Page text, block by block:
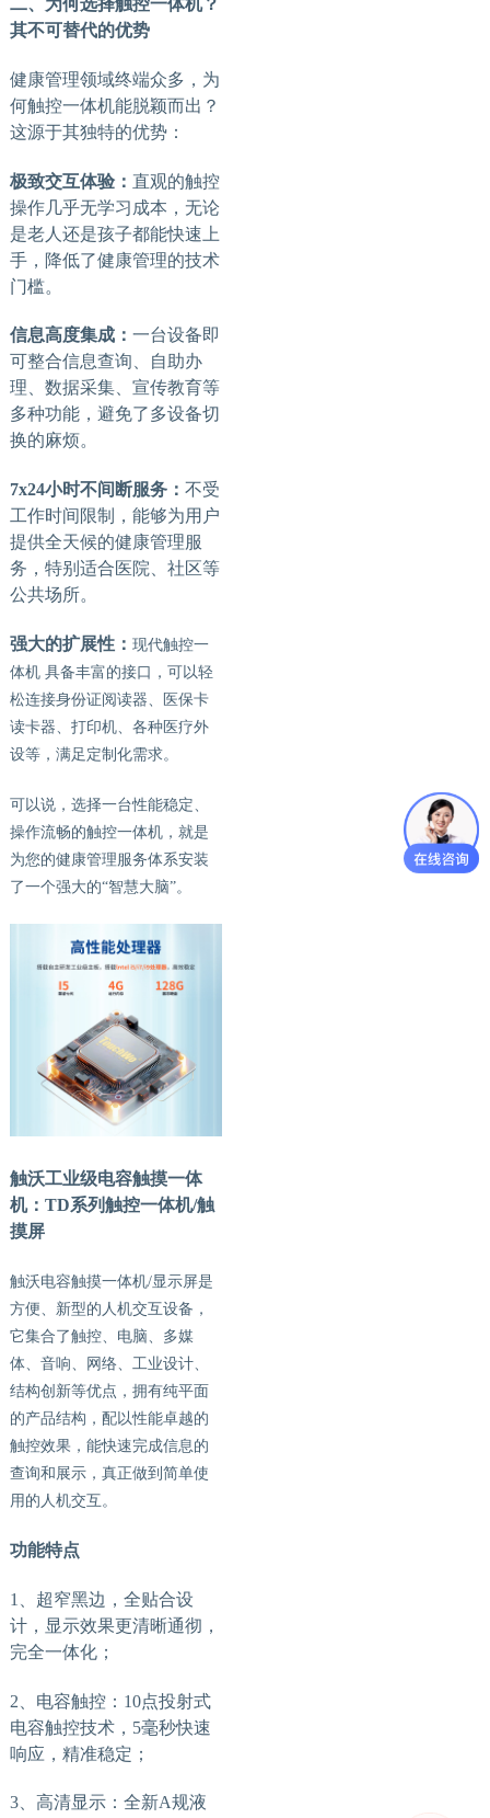
二、为何选择触控一体机？
其不可替代的优势
健康管理领域终端众多，为
何触控一体机能脱颖而出？
这源于其独特的优势：
极致交互体验： 直观的触控
操作几乎无学习成本，无论
是老人还是孩子都能快速上
手，降低了健康管理的技术
门槛。
信息高度集成： 一台设备即
可整合信息查询、自助办
理、数据采集、宣传教育等
多种功能，避免了多设备切
换的麻烦。
7x24小时不间断服务： 不受
工作时间限制，能够为用户
提供全天候的健康管理服
务，特别适合医院、社区等
公共场所。
强大的扩展性： 现代触控一
体机 具备丰富的接口，可以轻
松连接身份证阅读器、医保卡
读卡器、打印机、各种医疗外
设等，满足定制化需求。
可以说，选择一台性能稳定、
操作流畅的触控一体机，就是
为您的健康管理服务体系安装
了一个强大的“智慧大脑”。
触沃工业级电容触摸一体
机：TD系列触控一体机/触
摸屏
触沃电容触摸一体机/显示屏是
方便、新型的人机交互设备，
它集合了触控、电脑、多媒
体、音响、网络、工业设计、
结构创新等优点，拥有纯平面
的产品结构，配以性能卓越的
触控效果，能快速完成信息的
查询和展示，真正做到简单使
用的人机交互。
功能特点
1、超窄黑边，全贴合设
计，显示效果更清晰通彻，
完全一体化；
2、电容触控：10点投射式
电容触控技术， 5毫秒快速
响应，精准稳定；
3、高清显示：全新A规液